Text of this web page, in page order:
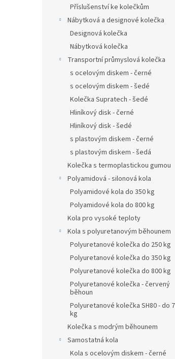
Příslušenství ke kolečkům
Nábytková a designové kolečka
Designová kolečka
Nábytková kolečka
Transportní průmyslová kolečka
s ocelovým diskem - černé
s ocelovým diskem - šedé
Kolečka Supratech - šedé
Hliníkový disk - černé
Hliníkový disk - šedé
s plastovým diskem - černé
s plastovým diskem - šedá
Kolečka s termoplastickou gumou
Polyamidová - silonová kola
Polyamidové kola do 350 kg
Polyamidové kola do 800 kg
Kola pro vysoké teploty
Kola s polyuretanovým běhounem
Polyuretanové kolečka do 250 kg
Polyuretanové kolečka do 350 kg
Polyuretanové kolečka do 800 kg
Polyuretanové kolečka - červený
běhoun
Polyuretanové kolečka SH80 - do
kg
Kolečka s modrým běhounem
Samostatná kola
Kola s ocelovým diskem - černé